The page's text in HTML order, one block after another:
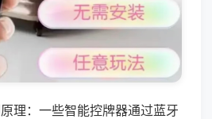
理：一些智能控牌器通过蓝牙